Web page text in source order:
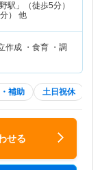
駅」（徒歩5分）
） 他
作成 ・食育 ・調
補助 土日祝休
せる